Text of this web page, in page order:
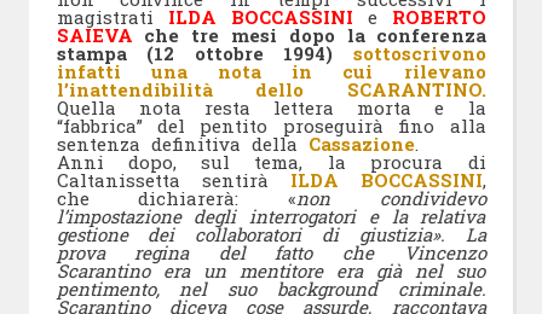
magistrati ILDA BOCCASSINI e ROBERTO
SAIEVA che tre mesi dopo la conferenza
stampa (12 ottobre 1994) sottoscrivono
infatti una nota in cui rilevano
l’inattendibilità dello SCARANTINO.
Quella nota resta lettera morta e la
“fabbrica” del pentito proseguirà fino alla
sentenza definitiva della Cassazione.
Anni dopo, sul tema, la procura di
Caltanissetta sentirà ILDA BOCCASSINI,
che dichiarerà: «non condividevo
l’impostazione degli interrogatori e la relativa
gestione dei collaboratori di giustizia». La
prova regina del fatto che Vincenzo
Scarantino era un mentitore era già nel suo
pentimento, nel suo background criminale.
Scarantino diceva cose assurde, raccontava